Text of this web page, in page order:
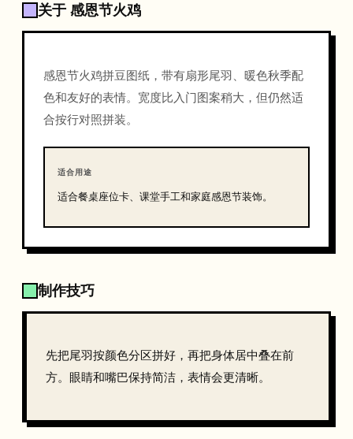
关于 感恩节火鸡
感恩节火鸡拼豆图纸，带有扇形尾羽、暖色秋季配
色和友好的表情。宽度比入门图案稍大，但仍然适
合按行对照拼装。
适合用途
适合餐桌座位卡、课堂手工和家庭感恩节装饰。
制作技巧
先把尾羽按颜色分区拼好，再把身体居中叠在前
方。眼睛和嘴巴保持简洁，表情会更清晰。